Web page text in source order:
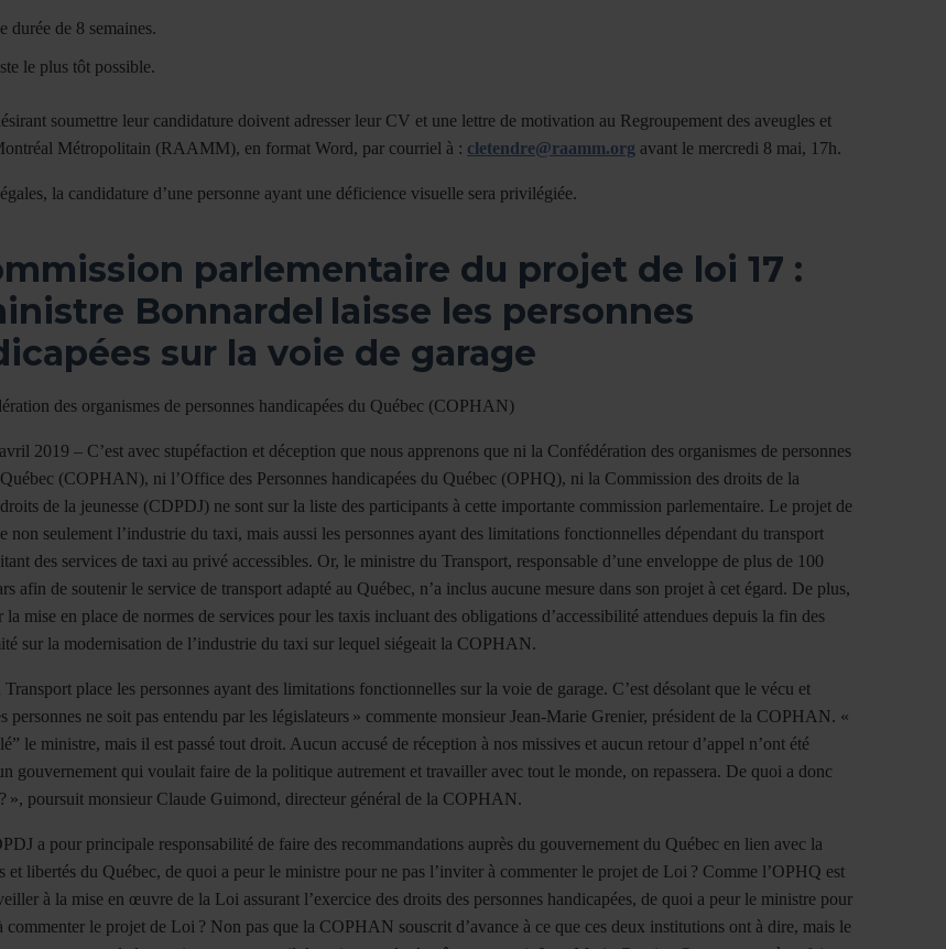
durée de 8 semaines.
le plus tôt possible.
soumettre leur candidature doivent adresser leur CV et une lettre de motivation au Regroupement des aveugles et
Métropolitain (RAAMM), en format Word, par courriel à : cletendre@raamm.org avant le mercredi 8 mai, 17h.
la candidature d’une personne ayant une déficience visuelle sera privilégiée.
parlementaire du projet de loi 17 :
Bonnardel laisse les personnes
sur la voie de garage
des organismes de personnes handicapées du Québec (COPHAN)
2019 – C’est avec stupéfaction et déception que nous apprenons que ni la Confédération des organismes de personnes
(COPHAN), ni l’Office des Personnes handicapées du Québec (OPHQ), ni la Commission des droits de la
de la jeunesse (CDPDJ) ne sont sur la liste des participants à cette importante commission parlementaire. Le projet de
non seulement l’industrie du taxi, mais aussi les personnes ayant des limitations fonctionnelles dépendant du transport
des services de taxi au privé accessibles. Or, le ministre du Transport, responsable d’une enveloppe de plus de 100
afin de soutenir le service de transport adapté au Québec, n’a inclus aucune mesure dans son projet à cet égard. De plus,
mise en place de normes de services pour les taxis incluant des obligations d’accessibilité attendues depuis la fin des
sur la modernisation de l’industrie du taxi sur lequel siégeait la COPHAN.
place les personnes ayant des limitations fonctionnelles sur la voie de garage. C’est désolant que le vécu et
personnes ne soit pas entendu par les législateurs » commente monsieur Jean-Marie Grenier, président de la COPHAN. «
lé” le ministre, mais il est passé tout droit. Aucun accusé de réception à nos missives et aucun retour d’appel n’ont été
gouvernement qui voulait faire de la politique autrement et travailler avec tout le monde, on repassera. De quoi a donc
? », poursuit monsieur Claude Guimond, directeur général de la COPHAN.
a pour principale responsabilité de faire des recommandations auprès du gouvernement du Québec en lien avec la
et libertés du Québec, de quoi a peur le ministre pour ne pas l’inviter à commenter le projet de Loi ? Comme l’OPHQ est
à la mise en œuvre de la Loi assurant l’exercice des droits des personnes handicapées, de quoi a peur le ministre pour
commenter le projet de Loi ? Non pas que la COPHAN souscrit d’avance à ce que ces deux institutions ont à dire, mais le